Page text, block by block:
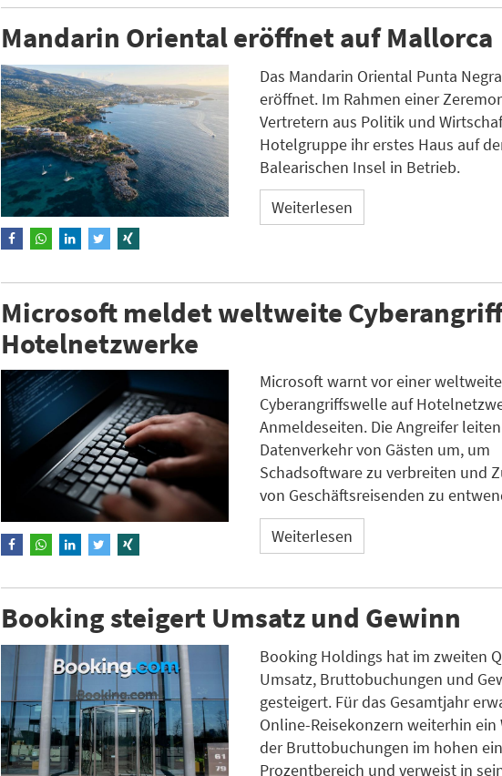
Mandarin Oriental eröffnet auf Mallorca
Das Mandarin Oriental Punta
eröffnet. Im Rahmen einer
Vertretern aus Politik und
Hotelgruppe ihr erstes Haus auf
Balearischen Insel in Betrieb.
Weiterlesen
Microsoft meldet weltweite
Hotelnetzwerke
Microsoft warnt vor einer
Cyberangriffswelle auf
Anmeldeseiten. Die Angreifer
Datenverkehr von Gästen um, um
Schadsoftware zu verbreiten und
von Geschäftsreisenden zu
Weiterlesen
Booking steigert Umsatz und Gewinn
Booking Holdings hat im zweiten
Umsatz, Bruttobuchungen und
gesteigert. Für das Gesamtjahr
Online-Reisekonzern weiterhin ein
der Bruttobuchungen im hohen
Prozentbereich und verweist in